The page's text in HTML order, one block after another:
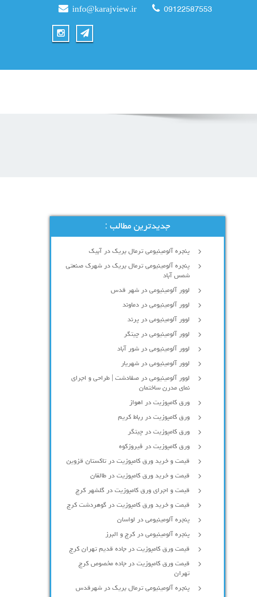
info@karajview.ir 09122587553
جدیدترین مطالب :
پنجره آلومینیومی ترمال بریک در آبیک
پنجره آلومینیومی ترمال بریک در شهرک صنعتی
شمس آباد
لوور آلومینیومی در شهر قدس
لوور آلومینیومی در دماوند
لوور آلومینیومی در پرند
لوور آلومینیومی در چیتگر
لوور آلومینیومی در شور آباد
لوور آلومينيومي در شهريار
لوور آلومینیومی در صفادشت | طراحی و اجرای
نمای مدرن ساختمان
ورق کامپوزیت در اهواز
ورق کامپوزیت در رباط کریم
ورق کامپوزیت در چیتگر
ورق کامپوزیت در فیروزکوه
قیمت و خرید ورق کامپوزیت در تاکستان قزوین
قیمت و خرید ورق کامپوزیت در طالقان
قیمت و اجرای ورق کامپوزیت در گلشهر کرج
قیمت و خرید ورق کامپوزیت در گوهردشت کرج
پنجره آلومینیومی در لواسان
پنجره آلومینیومی در کرج و البرز
قیمت ورق کامپوزیت در جاده قدیم تهران کرج
قیمت ورق کامپوزیت در جاده مخصوص کرج
تهران
پنجره آلومینیومی ترمال بریک در شهرقدس